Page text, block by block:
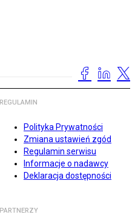
REGULAMIN
Polityka Prywatności
Zmiana ustawień zgód
Regulamin serwisu
Informacje o nadawcy
Deklaracja dostępności
PARTNERZY